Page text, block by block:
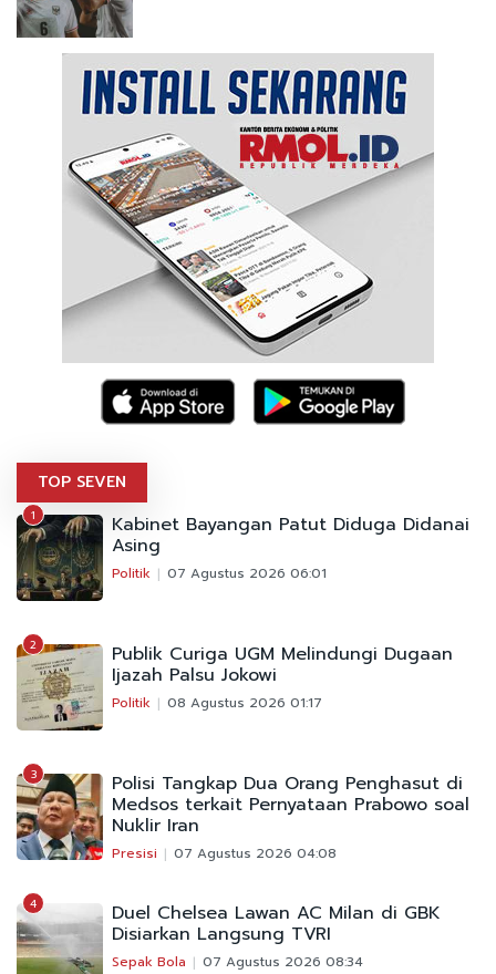
TOP SEVEN
1 Kabinet Bayangan Patut Diduga Didanai
Asing
Politik 07 Agustus 2026 06:01
2 Publik Curiga UGM Melindungi Dugaan
Ijazah Palsu Jokowi
Politik 08 Agustus 2026 01:17
3 Polisi Tangkap Dua Orang Penghasut di
Medsos terkait Pernyataan Prabowo soal
Nuklir Iran
Presisi 07 Agustus 2026 04:08
4 Duel Chelsea Lawan AC Milan di GBK
Disiarkan Langsung TVRI
Sepak Bola 07 Agustus 2026 08:34